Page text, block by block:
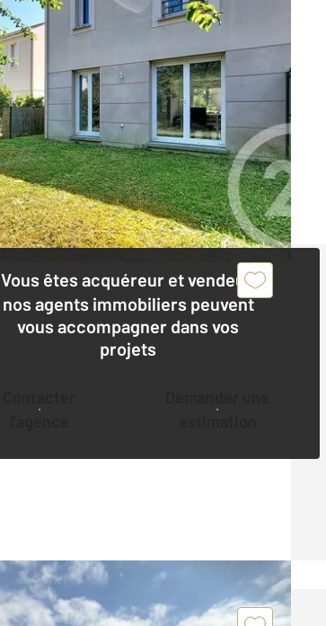
Vous êtes acquéreur et vendeur,
nos agents immobiliers peuvent
vous accompagner dans vos
projets